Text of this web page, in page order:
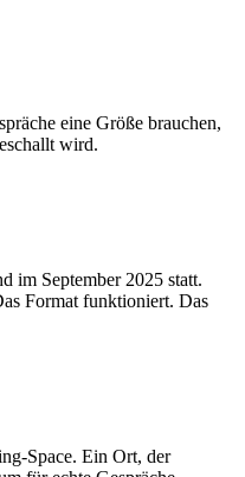
eine Größe brauchen,
wird.
im September 2025 statt.
Format funktioniert. Das
Space. Ein Ort, der